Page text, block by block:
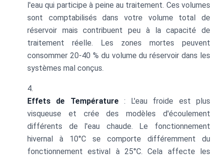
l'eau qui participe à peine au traitement. Ces volumes
sont comptabilisés dans votre volume total de
réservoir mais contribuent peu à la capacité de
traitement réelle. Les zones mortes peuvent
consommer 20-40 % du volume du réservoir dans les
systèmes mal conçus.
Effets de Température: L'eau froide est plus
visqueuse et crée des modèles d'écoulement
différents de l'eau chaude. Le fonctionnement
hivernal à 10°C se comporte différemment du
fonctionnement estival à 25°C. Cela affecte les